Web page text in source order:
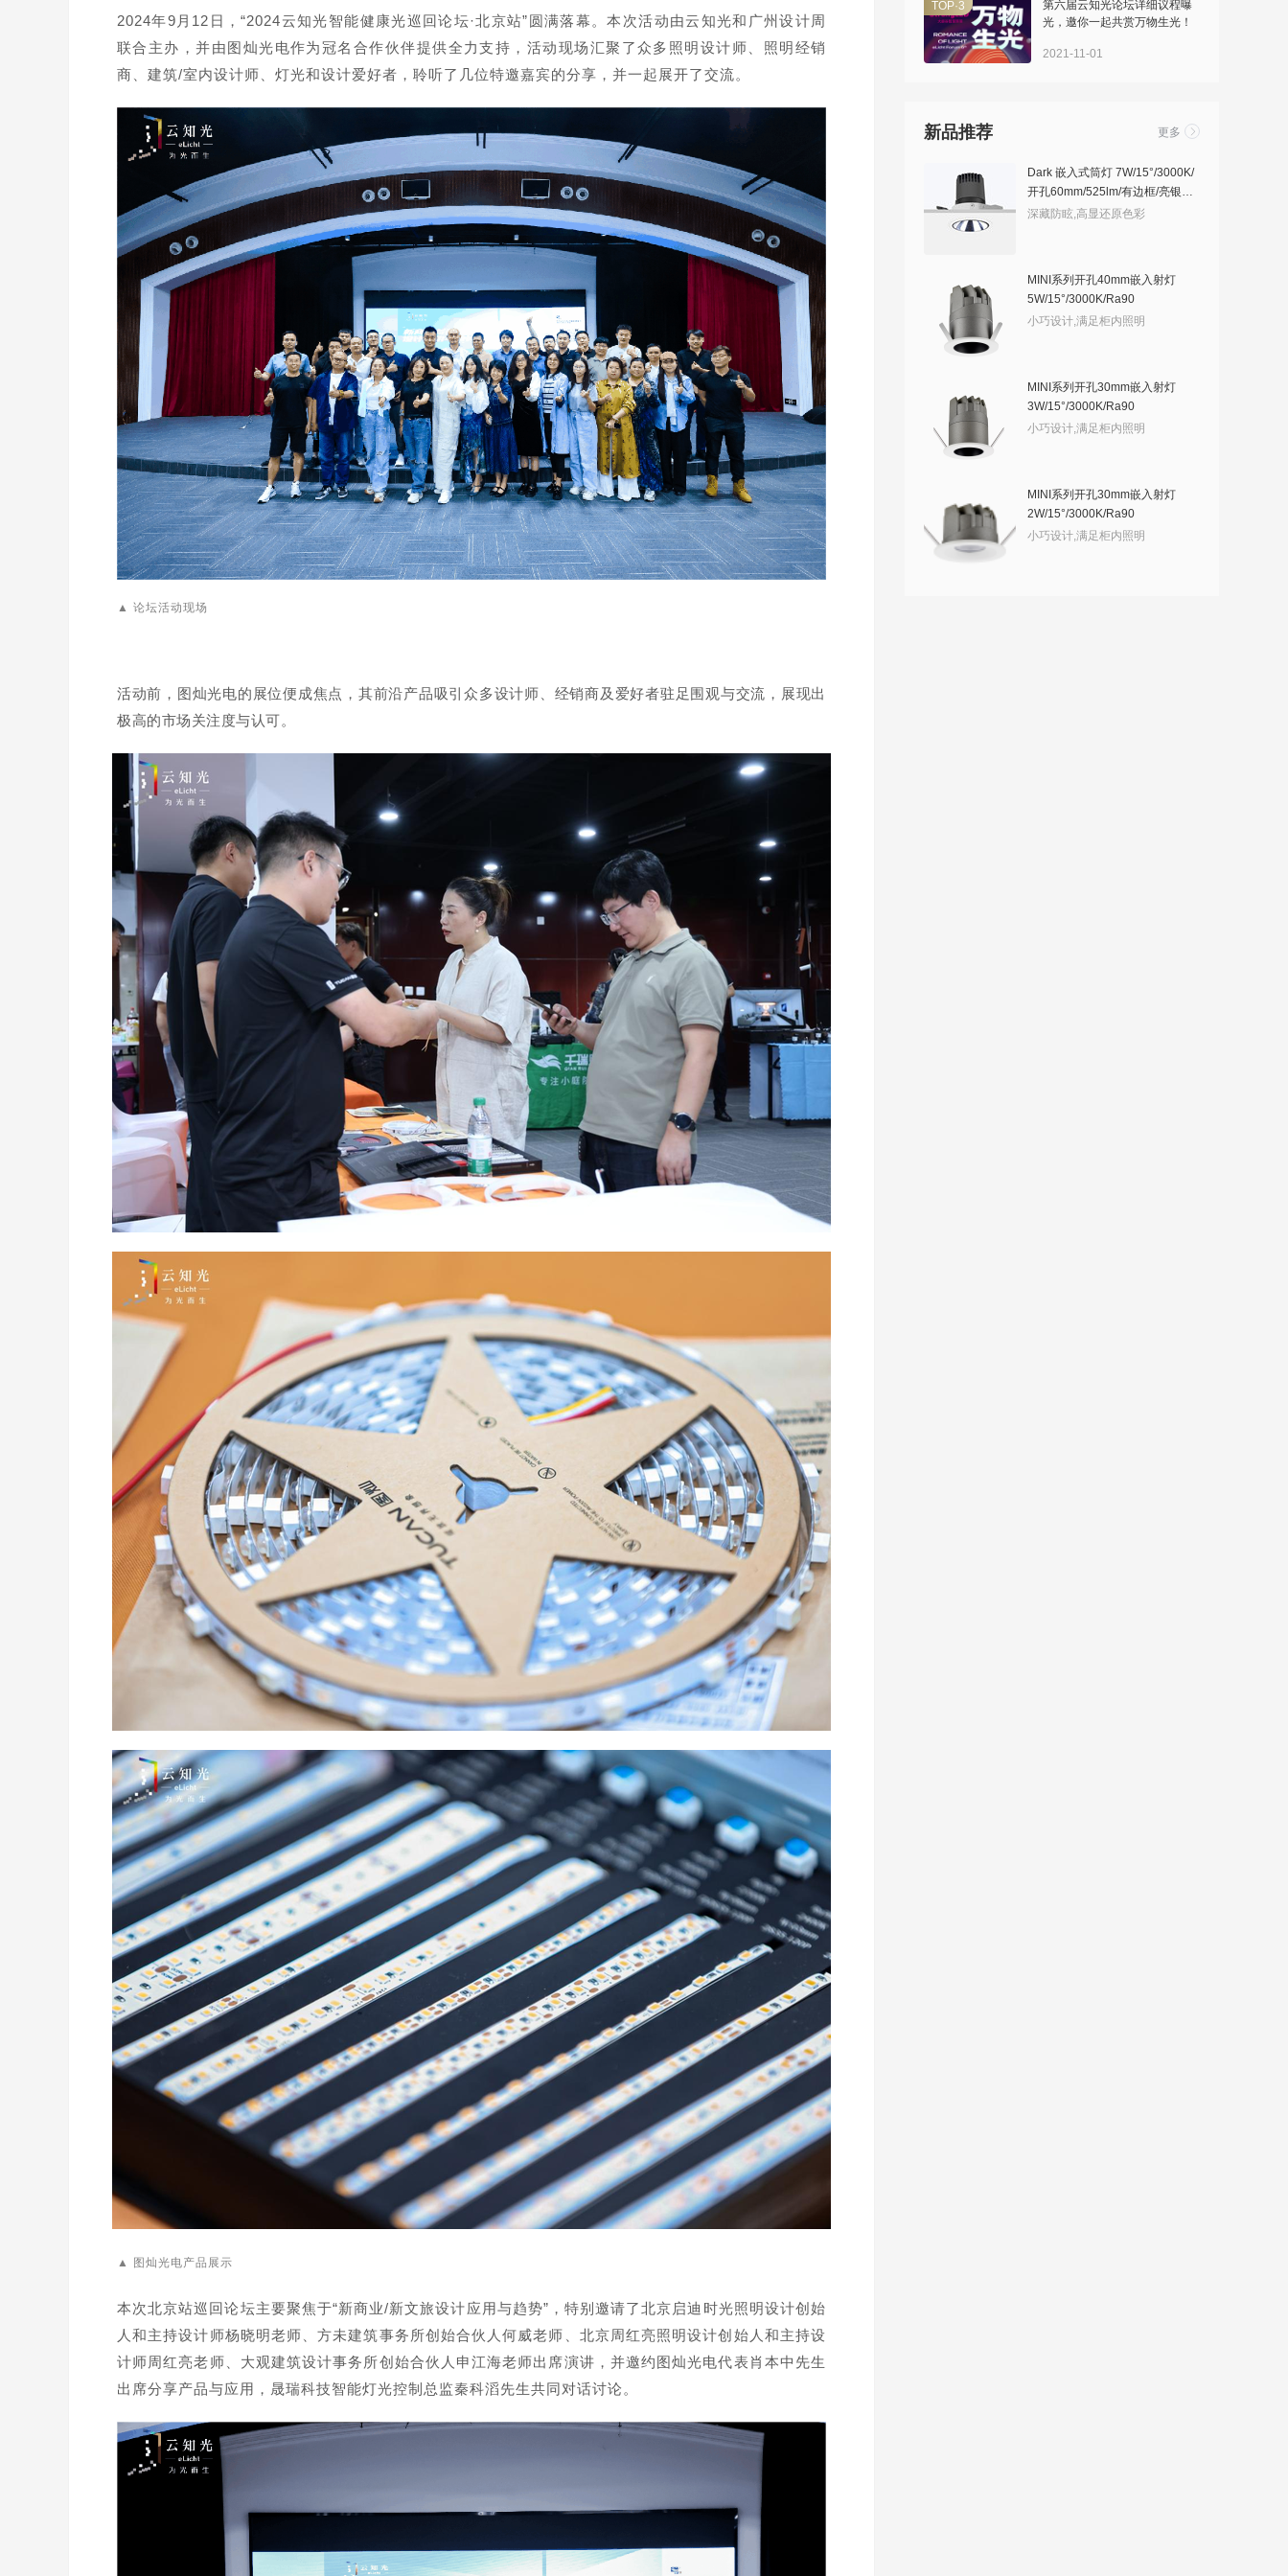
2024年9月12日，“2024云知光智能健康光巡回论坛·北京站”圆满落幕。本次活动由云知光和广州设计周
联合主办，并由图灿光电作为冠名合作伙伴提供全力支持，活动现场汇聚了众多照明设计师、照明经销
商、建筑/室内设计师、灯光和设计爱好者，聆听了几位特邀嘉宾的分享，并一起展开了交流。
▲ 论坛活动现场
活动前，图灿光电的展位便成焦点，其前沿产品吸引众多设计师、经销商及爱好者驻足围观与交流，展现出
极高的市场关注度与认可。
▲ 图灿光电产品展示
本次北京站巡回论坛主要聚焦于“新商业/新文旅设计应用与趋势”，特别邀请了北京启迪时光照明设计创始
人和主持设计师杨晓明老师、方未建筑事务所创始合伙人何威老师、北京周红亮照明设计创始人和主持设
计师周红亮老师、大观建筑设计事务所创始合伙人申江海老师出席演讲，并邀约图灿光电代表肖本中先生
出席分享产品与应用，晟瑞科技智能灯光控制总监秦科滔先生共同对话讨论。
TOP·3
第六届云知光论坛详细议程曝
光，邀你一起共赏万物生光！
2021-11-01
新品推荐 更多
Dark 嵌入式筒灯 7W/15°/3000K/
开孔60mm/525lm/有边框/亮银敞
口
深藏防眩,高显还原色彩
MINI系列开孔40mm嵌入射灯
5W/15°/3000K/Ra90
小巧设计,满足柜内照明
MINI系列开孔30mm嵌入射灯
3W/15°/3000K/Ra90
小巧设计,满足柜内照明
MINI系列开孔30mm嵌入射灯
2W/15°/3000K/Ra90
小巧设计,满足柜内照明